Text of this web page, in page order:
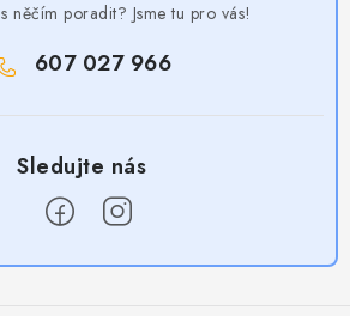
něčím poradit? Jsme tu pro vás!
607 027 966